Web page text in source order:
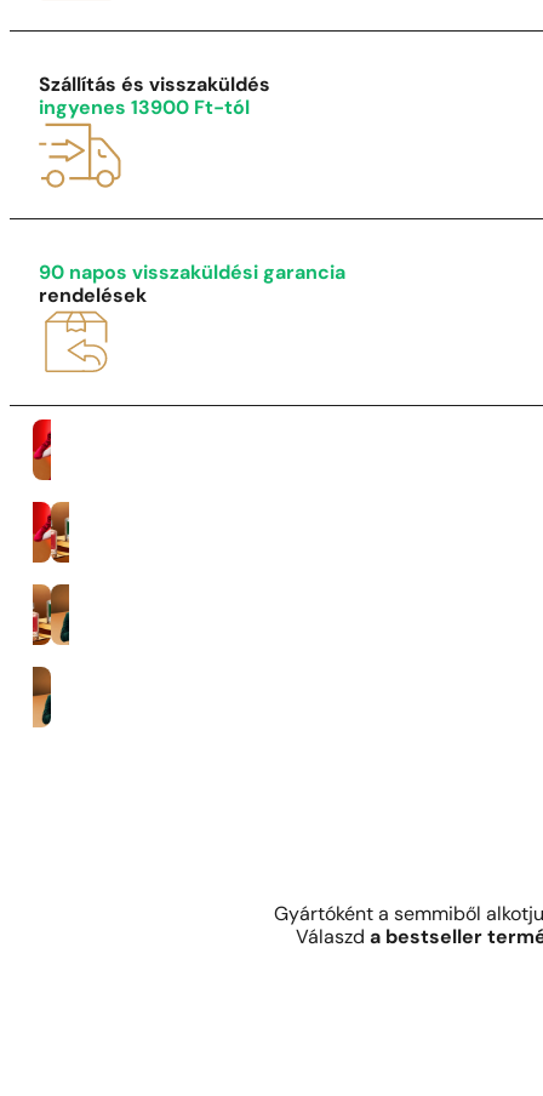
Szállítás és visszaküldés
ingyenes 13900 Ft-tól
90 napos visszaküldési garancia
rendelések
Nők
35%-os illatkoncentráció
Férfiak
Gyártóként a semmiből
Válaszda bestseller